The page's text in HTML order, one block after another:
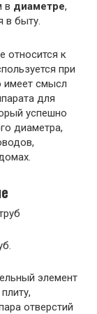
в диаметре,
в быту.
относится к
при
имеет смысл
для
успешно
диаметра,
элемент
отверстий